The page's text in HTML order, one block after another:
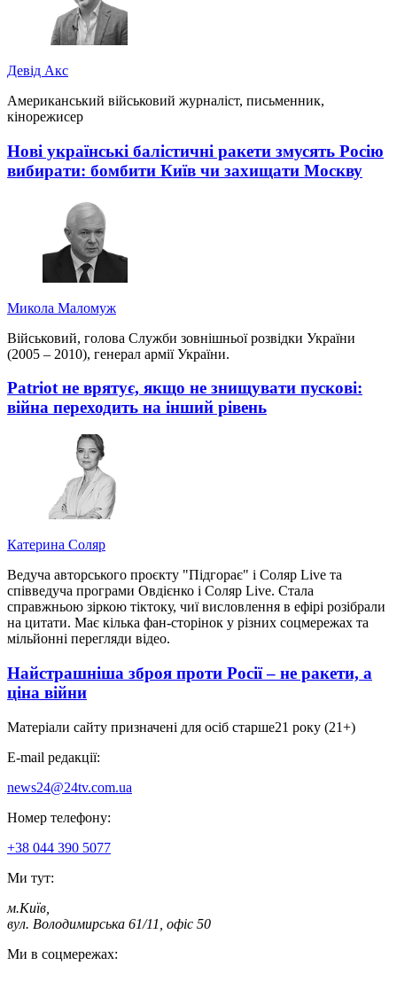
Девід Акс
Американський військовий журналіст, письменник,
кінорежисер
Нові українські балістичні ракети змусять Росію
вибирати: бомбити Київ чи захищати Москву
Микола Маломуж
Військовий, голова Служби зовнішньої розвідки України
(2005 – 2010), генерал армії України.
Patriot не врятує, якщо не знищувати пускові:
війна переходить на інший рівень
Катерина Соляр
Ведуча авторського проєкту "Підгорає" і Соляр Live та
співведуча програми Овдієнко і Соляр Live. Стала
справжньою зіркою тіктоку, чиї висловлення в ефірі розібрали
на цитати. Має кілька фан-сторінок у різних соцмережах та
мільйонні перегляди відео.
Найстрашніша зброя проти Росії – не ракети, а
ціна війни
Матеріали сайту призначені для осіб старше21 року (21+)
E-mail редакції:
news24@24tv.com.ua
Номер телефону:
+38 044 390 5077
Ми тут:
м.Київ
вул. Володимирська 61/11, офіс 50
Ми в соцмережах: